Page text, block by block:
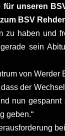
unseren
BSV
zu haben und
sein
von Werder
der
nun
geben.“